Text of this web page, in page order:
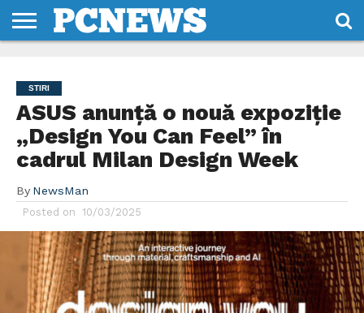
NOI
SI
CONDITII
STIRI
ASUS anunță o nouă expoziție
„Design You Can Feel” în
cadrul Milan Design Week
By NewsMan
Posted on 10/03/2025